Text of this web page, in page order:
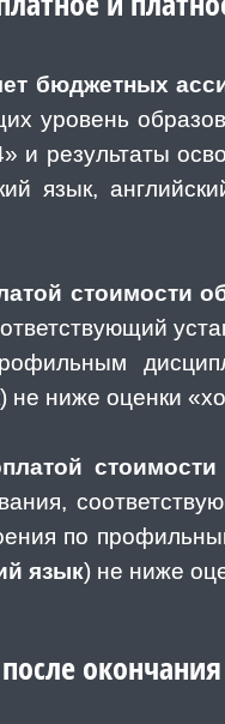
бюджетных
уровень
и результаты
язык,
стоимости
не ниже оценки
стоимости
по
язык) не ниже
окончания